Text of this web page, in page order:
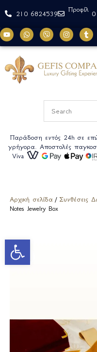
Ανοίξτε τη γραμμή εργαλείων
210 6824539
Προφίλ 0
Παράδοση εντός 24h σε
γρήγορα. Αποστολές
Viva
Αρχική σελίδα / Συνθέσεις
Notes Jewelry Box